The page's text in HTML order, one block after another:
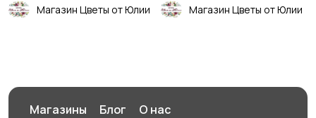
Магазин Цветы от Юлии Магазин Цветы от Юлии
Магазины Блог
О нас